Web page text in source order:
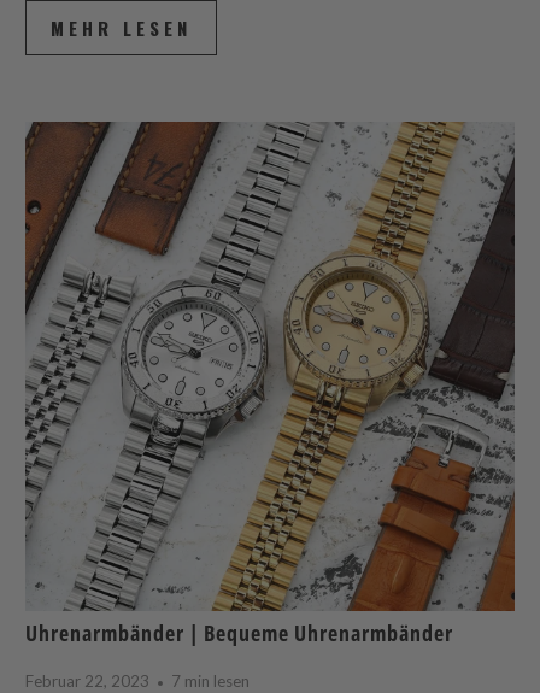
MEHR LESEN
Uhrenarmbänder | Bequeme Uhrenarmbänder
Februar 22, 2023 7 min lesen